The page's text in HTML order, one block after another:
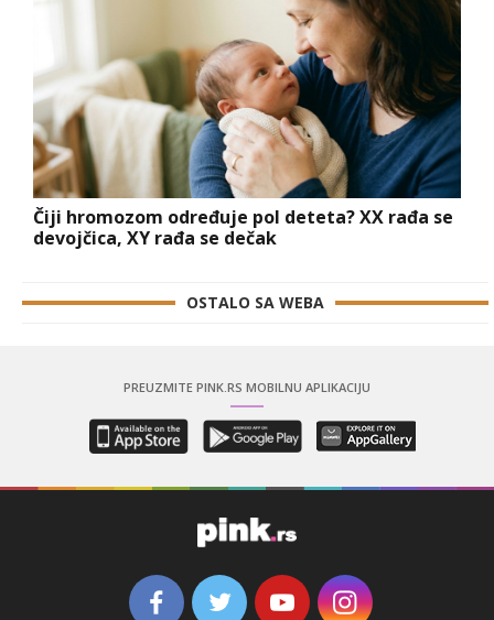
Čiji hromozom određuje pol deteta? XX rađa se
devojčica, XY rađa se dečak
OSTALO SA WEBA
PREUZMITE PINK.RS MOBILNU APLIKACIJU